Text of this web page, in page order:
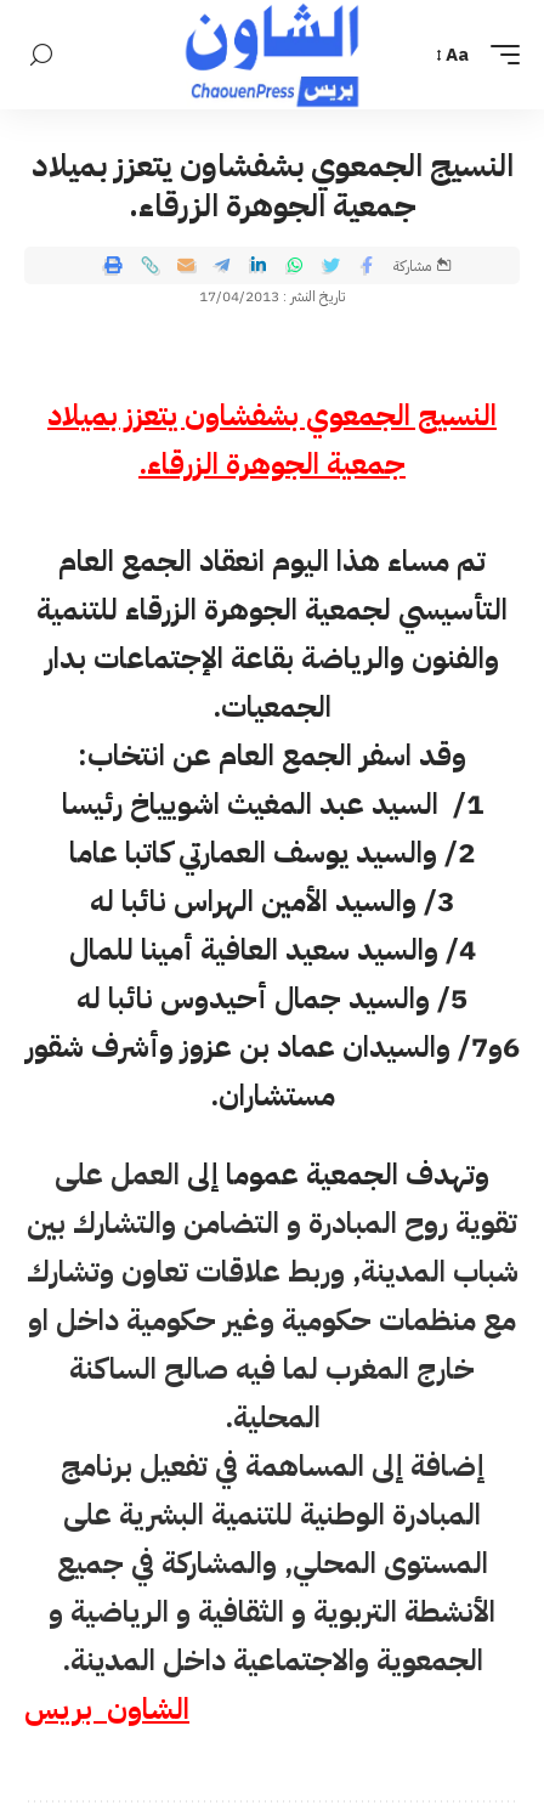
Aa
النسيج الجمعوي بشفشاون يتعزز بميلاد
جمعية الجوهرة الزرقاء.
تاريخ النشر : 17/04/2013
مشاركة
النسيج الجمعوي بشفشاون يتعزز بميلاد
جمعية الجوهرة الزرقاء.
تم مساء هذا اليوم انعقاد الجمع العام
التأسيسي لجمعية الجوهرة الزرقاء للتنمية
والفنون والرياضة بقاعة الإجتماعات بدار
الجمعيات.
وقد اسفر الجمع العام عن انتخاب:
1/ السيد عبد المغيث اشويياخ رئيسا
2/ والسيد يوسف العمارتي كاتبا عاما
3/ والسيد الأمين الهراس نائبا له
4/ والسيد سعيد العافية أمينا للمال
5/ والسيد جمال أحيدوس نائبا له
6و7/ والسيدان عماد بن عزوز وأشرف شقور
مستشاران.
وتهدف الجمعية عموما إلى العمل على
تقوية روح المبادرة و التضامن والتشارك بين
شباب المدينة, وربط علاقات تعاون وتشارك
مع منظمات حكومية وغير حكومية داخل او
خارج المغرب لما فيه صالح الساكنة
المحلية.
إضافة إلى المساهمة في تفعيل برنامج
المبادرة الوطنية للتنمية البشرية على
المستوى المحلي, والمشاركة في جميع
الأنشطة التربوية و الثقافية و الرياضية و
الجمعوية والاجتماعية داخل المدينة.
الشاون بريس